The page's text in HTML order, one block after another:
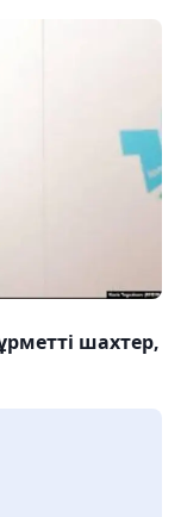
шахтер,